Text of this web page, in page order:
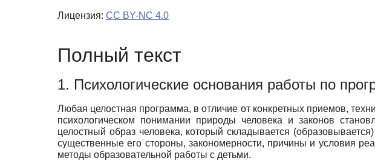
Лицензия: CC BY-NC 4.0
Полный текст
1. Психологические основания работы по
Любая целостная программа, в отличие от конкретных приемов,
психологическом понимании природы человека и законов
целостный образ человека, который складывается
существенные его стороны, закономерности, причины и условия
методы образовательной работы с детьми.